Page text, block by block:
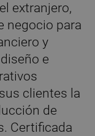
extranjero,
negocio para
y
e
clientes la
de
Certificada